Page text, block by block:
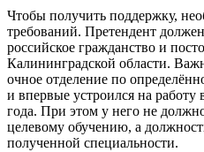
Чтобы получить поддержку,
требований. Претендент
российское гражданство и
Калининградской области.
очное отделение по
и впервые устроился на работу
года. При этом у него не
целевому обучению, а
полученной специальности.